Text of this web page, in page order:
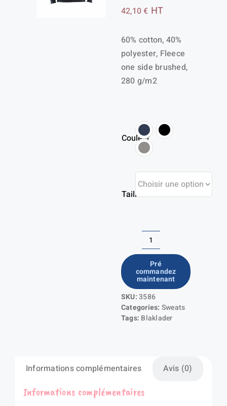
42,10€ HT
60% cotton, 40%
polyester, Fleece
one side brushed,
280 g/m2
Couleur
Taille
quantité
de
Sweat
à
capuche
Pré
commandez
maintenant
SKU:3586
Categories: Sweats
Tags: Blaklader
Informations complémentaires Avis (0)
Informations complémentaires